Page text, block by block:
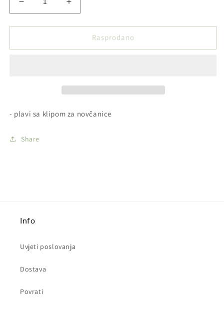
Smanji
količinu
proizvoda
-
Povećaj
količinu
proizvoda
Angelo
-
Rasprodano
- plavi sa klipom za novčanice
Share
Info
Uvjeti poslovanja
Dostava
Povrati